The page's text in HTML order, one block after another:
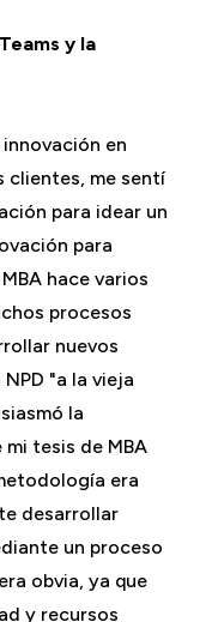
y la
en
clientes, me sentí
para idear un
para
hace varios
procesos
nuevos
"a la vieja
la
tesis de MBA
era
desarrollar
un proceso
obvia, ya que
y recursos